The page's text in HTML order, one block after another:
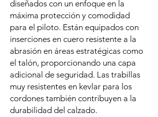
diseñados con un enfoque en la
máxima protección y comodidad
para el piloto. Están equipados con
inserciones en cuero resistente a la
abrasión en áreas estratégicas como
el talón, proporcionando una capa
adicional de seguridad. Las trabillas
muy resistentes en kevlar para los
cordones también contribuyen a la
durabilidad del calzado.